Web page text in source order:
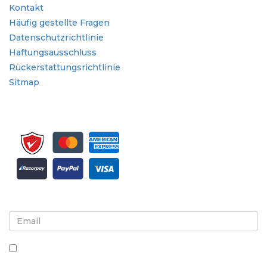
Kontakt
Häufig gestellte Fragen
Datenschutzrichtlinie
Haftungsausschluss
Rückerstattungsrichtlinie
Sitmap